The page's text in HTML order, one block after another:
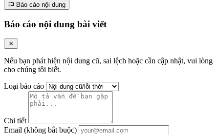
Báo cáo nội dung
Báo cáo nội dung bài viết
Nếu bạn phát hiện nội dung cũ, sai lệch hoặc cần cập nhật, vui lòng
cho chúng tôi biết.
Loại báo cáo
Chi tiết
Email (không bắt buộc)